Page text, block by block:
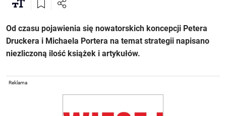
Od czasu pojawienia się nowatorskich koncepcji Petera
Druckera i Michaela Portera na temat strategii napisano
niezliczoną ilość książek i artykułów.
Reklama